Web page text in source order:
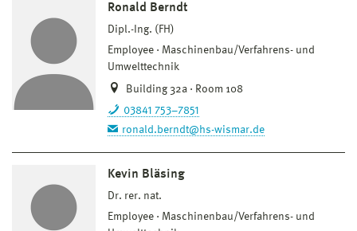
Ronald Berndt
Dipl.-Ing. (FH)
Employee
Maschinenbau/Verfahrens- und
Umwelttechnik
Building 32a · Room 108
03841 753–7851
ronald.berndt@hs-wismar.de
Kevin Bläsing
Dr. rer. nat.
Employee
Maschinenbau/Verfahrens- und